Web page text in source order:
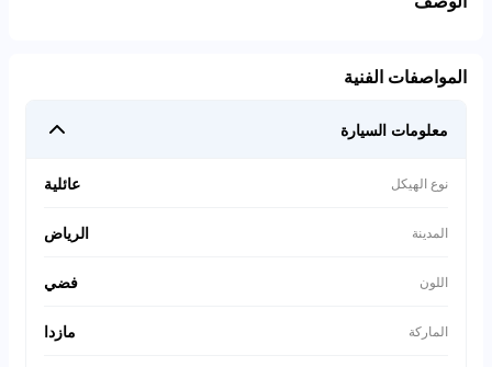
المواصفات الفنية
معلومات السيارة
نوع الهيكل عائلية
المدينة الرياض
اللون فضي
الماركة مازدا